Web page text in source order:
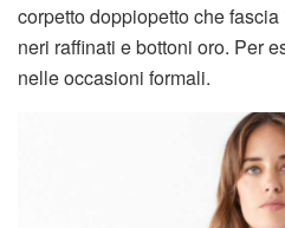
corpetto doppiopetto che
neri raffinati e bottoni oro. Per
nelle occasioni formali.